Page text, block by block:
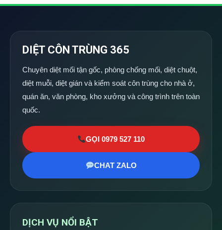
DIỆT CÔN TRÙNG 365
Chuyên diệt mối tận gốc, phòng chống mối, diệt chuột,
diệt muỗi, diệt gián và kiểm soát côn trùng cho nhà ở,
quán ăn, văn phòng, kho xưởng và công trình trên toàn
quốc.
GỌI 0979 527 110
CHAT ZALO
DỊCH VỤ NỔI BẬT